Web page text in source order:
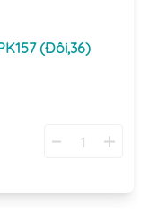
(Đôi,36)